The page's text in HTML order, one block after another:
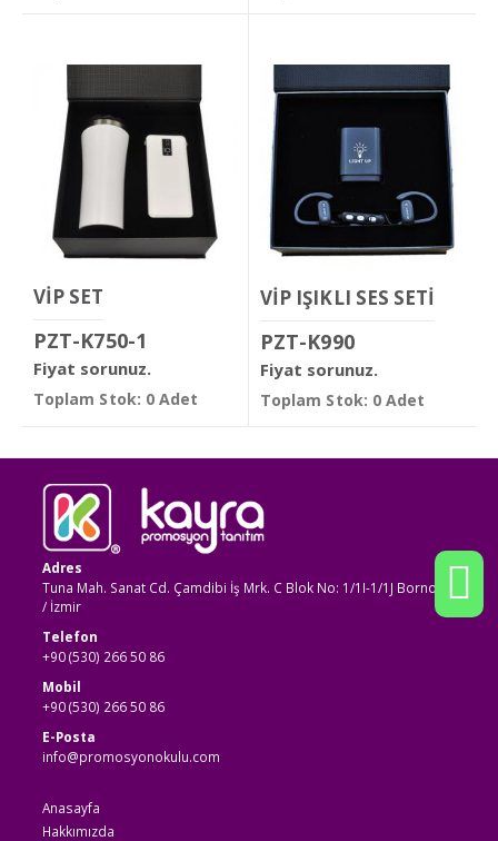
VİP SET
PZT-K750-1
Fiyat sorunuz.
Toplam Stok: 0 Adet
VİP IŞIKLI SES SETİ
PZT-K990
Fiyat sorunuz.
Toplam Stok: 0 Adet
Adres
Tuna Mah. Sanat Cd. Çamdibi İş Mrk. C Blok No: 1/1I-1/1J Bornova
/ İzmir
Telefon
+90 (530) 266 50 86
Mobil
+90 (530) 266 50 86
E-Posta
info@promosyonokulu.com
Anasayfa
Hakkımızda